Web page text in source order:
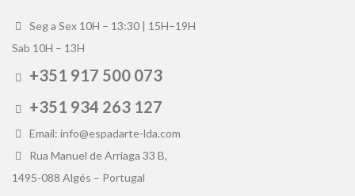
Seg a Sex 10H – 13:30 | 15H–19H
Sab 10H – 13H
+351 917 500 073
+351 934 263 127
Email: info@espadarte-lda.com
Rua Manuel de Arriaga 33 B,
1495-088 Algés – Portugal